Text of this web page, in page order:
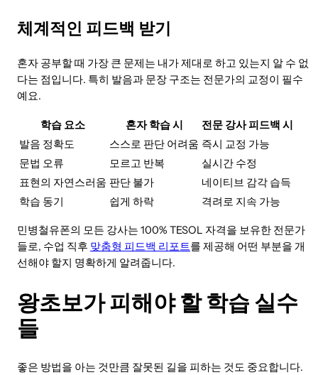
체계적인 피드백 받기
혼자 공부할 때 가장 큰 문제는 내가 제대로 하고 있는지 알 수 없
다는 점입니다. 특히 발음과 문장 구조는 전문가의 교정이 필수
예요.
학습 요소 혼자 학습 시
전문 강사 피드백 시
발음 정확도
스스로 판단 어려움 즉시 교정 가능
문법 오류
모르고 반복
실시간 수정
표현의 자연스러움 판단 불가
네이티브 감각 습득
학습 동기
쉽게 하락 격려로 지속 가능
민병철유폰의 모든 강사는 100% TESOL 자격을 보유한 전문가
들로, 수업 직후 맞춤형 피드백 리포트를 제공해 어떤 부분을 개
선해야 할지 명확하게 알려줍니다.
왕초보가 피해야 할 학습 실수
들
좋은 방법을 아는 것만큼 잘못된 길을 피하는 것도 중요합니다.